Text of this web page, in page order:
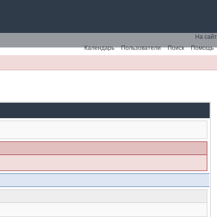
На сайт
Помощь
Поиск
Пользователи
Календарь